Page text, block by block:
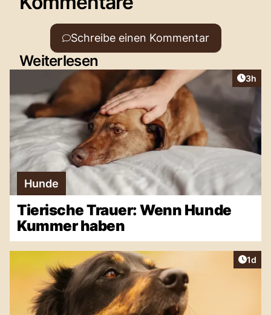
Schreibe einen Kommentar
Weiterlesen
3h
Hunde
Tierische Trauer: Wenn Hunde
Kummer haben
1d